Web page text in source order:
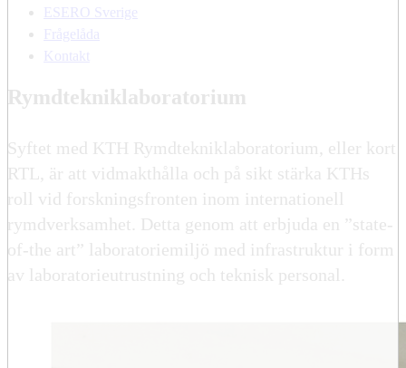
ESERO Sverige
Frågelåda
Kontakt
Rymdtekniklaboratorium
Syftet med KTH Rymdtekniklaboratorium, eller kort
RTL, är att vidmakthålla och på sikt stärka KTHs
roll vid forskningsfronten inom internationell
rymdverksamhet. Detta genom att erbjuda en ”state-
of-the art” laboratoriemiljö med infrastruktur i form
av laboratorieutrustning och teknisk personal.